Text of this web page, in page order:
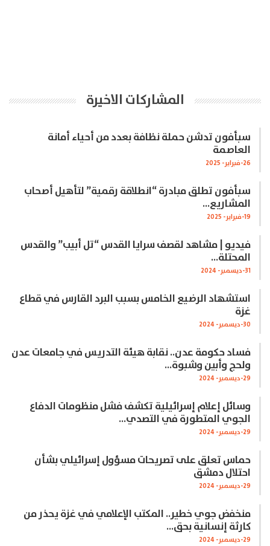
المشاركات الاخيرة
سبأفون تدشن حملة نظافة بعدد من أحياء أمانة
العاصمة
26-فبراير- 2025
سبأفون تطلق مبادرة “انطلاقة رقمية” لتأهيل أصحاب
المشاريع…
19-فبراير- 2025
فيديو | مشاهد لقصف سرايا القدس “تل أبيب” والقدس
المحتلة…
31-ديسمبر- 2024
استشهاد الرضيع الخامس بسبب البرد القارس في قطاع
غزة
30-ديسمبر- 2024
فساد حكومة عدن.. نقابة هيئة التدريس في جامعات عدن
ولحج وأبين وشبوة…
29-ديسمبر- 2024
وسائل إعلام إسرائيلية تكشف فشل منظومات الدفاع
الجوي المتطورة في التصدي…
29-ديسمبر- 2024
حماس تعلق على تصريحات مسؤول إسرائيلي بشأن
احتلال دمشق
29-ديسمبر- 2024
منخفض جوي خطير.. المكتب الإعلامي في غزة يحذر من
كارثة إنسانية بحق…
29-ديسمبر- 2024